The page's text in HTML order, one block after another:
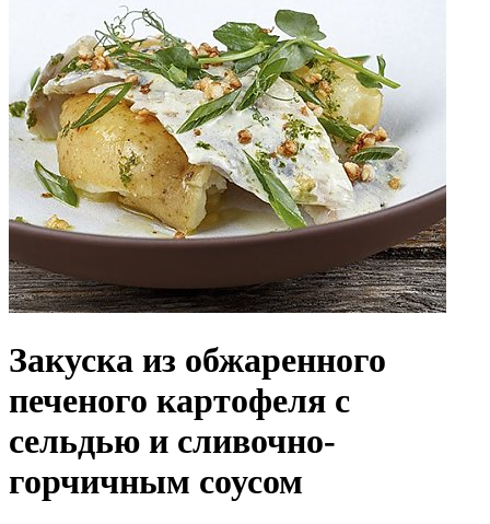
Закуска из обжаренного
печеного картофеля с
сельдью и сливочно-
горчичным соусом